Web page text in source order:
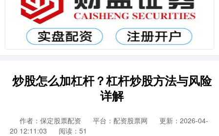
炒股怎么加杠杆？杠杆炒股方法与风险
详解
作者：保定股票配资 平台：配资股票网
更新：2026-04-
20 12:11:03
阅读：51